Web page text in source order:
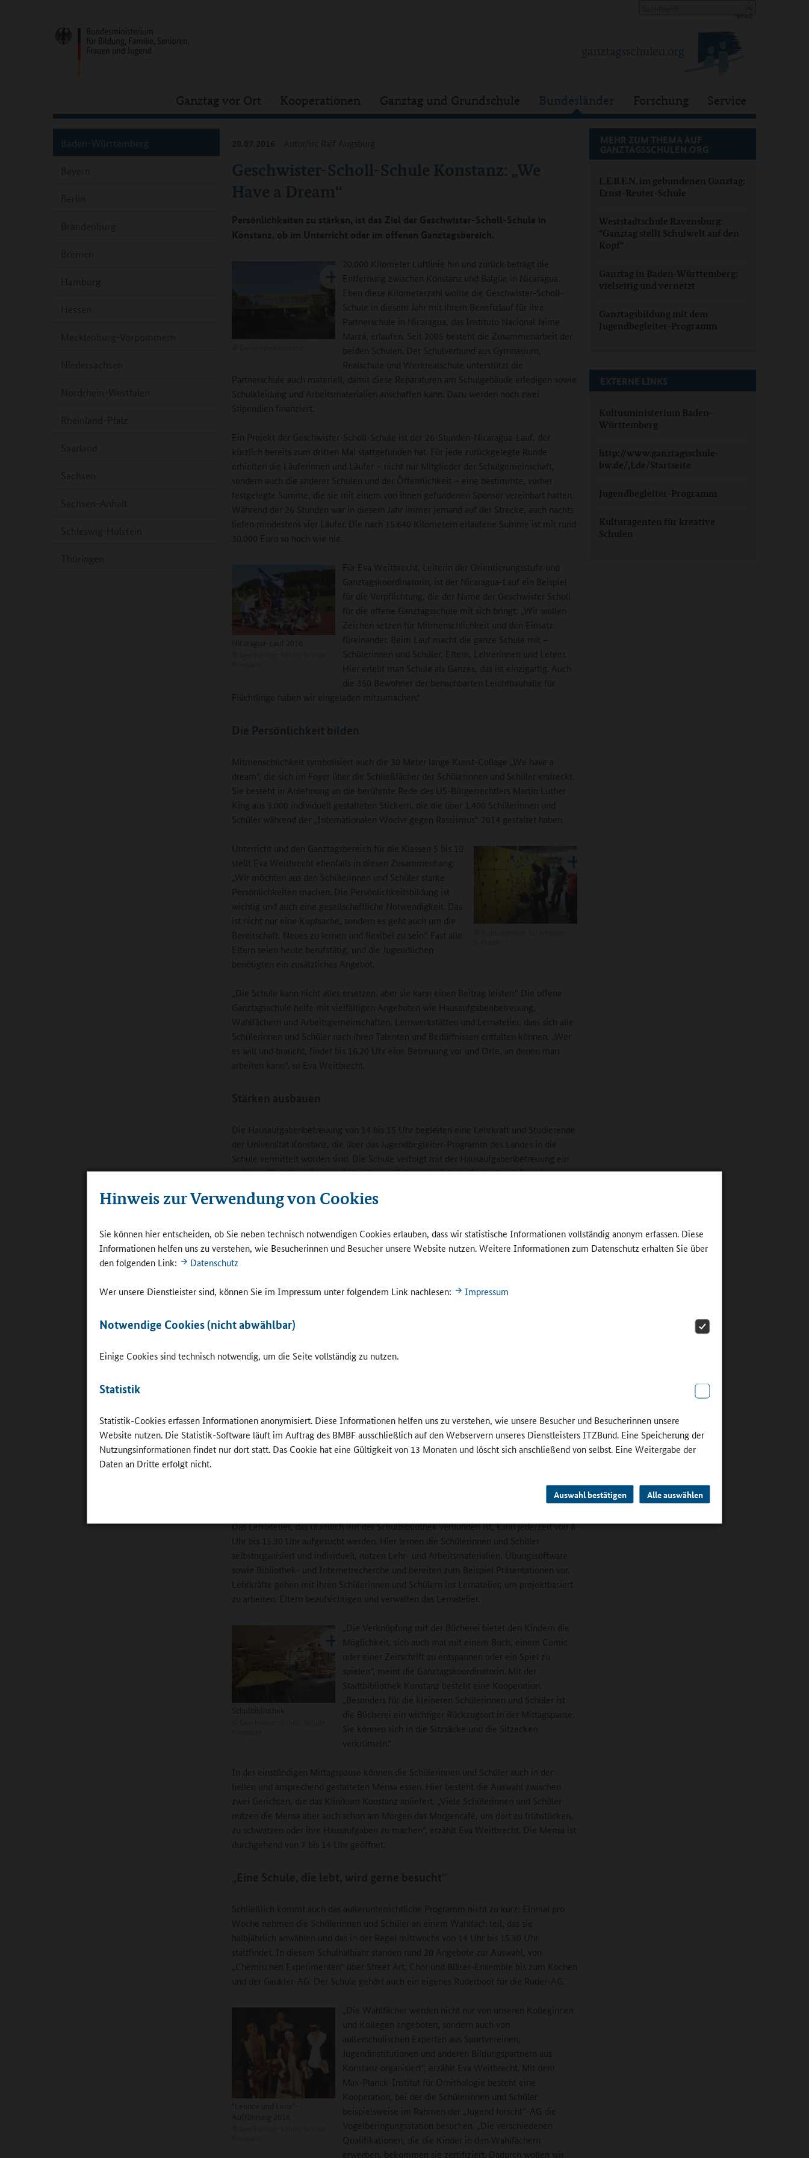
Hinweis zur Verwendung von Cookies
Sie können hier entscheiden, ob Sie neben technisch notwendigen Cookies erlauben, dass wir statistische Informationen vollständig anonym erfassen. Diese
Informationen helfen uns zu verstehen, wie Besucherinnen und Besucher unsere Website nutzen. Weitere Informationen zum Datenschutz erhalten Sie über
den folgenden Link:
Datenschutz
Wer unsere Dienstleister sind, können Sie im Impressum unter folgendem Link nachlesen: Impressum
Notwendige Cookies (nicht abwählbar)
Einige Cookies sind technisch notwendig, um die Seite vollständig zu nutzen.
Statistik
Statistik-Cookies erfassen Informationen anonymisiert. Diese Informationen helfen uns zu verstehen, wie unsere Besucher und Besucherinnen unsere
Website nutzen. Die Statistik-Software läuft im Auftrag des BMBF ausschließlich auf den Webservern unseres Dienstleisters ITZBund. Eine Speicherung der
Nutzungsinformationen findet nur dort statt. Das Cookie hat eine Gültigkeit von 13 Monaten und löscht sich anschließend von selbst. Eine Weitergabe der
Daten an Dritte erfolgt nicht.
Auswahl bestätigen Alle auswählen
Ganztag vor Ort Kooperationen Ganztag und Grundschule Bundesländer Forschung Service
Geschwister-Scholl-Schule Konstanz: „We
Have a Dream“
28.07.2016 Autor/in: Ralf Augsburg
Persönlichkeiten zu stärken, ist das Ziel der Geschwister-Scholl-Schule in
Konstanz, ob im Unterricht oder im offenen Ganztagsbereich.
20.000 Kilometer Luftlinie hin und zurück beträgt die
Entfernung zwischen Konstanz und Balgüe in Nicaragua.
Eben diese Kilometerzahl wollte die Geschwister-Scholl-
Schule in diesem Jahr mit ihrem Benefizlauf für ihre
Partnerschule in Nicaragua, das Instituto Nacional Jaime
Marzá, erlaufen. Seit 2005 besteht die Zusammenarbeit der
beiden Schulen. Der Schulverbund aus Gymnasium,
Realschule und Werkrealschule unterstützt die
Partnerschule auch materiell, damit diese Reparaturen am Schulgebäude erledigen sowie
Schulkleidung und Arbeitsmaterialien anschaffen kann. Dazu werden noch zwei
Stipendien finanziert.
Ein Projekt der Geschwister-Scholl-Schule ist der 26-Stunden-Nicaragua-Lauf, der
kürzlich bereits zum dritten Mal stattgefunden hat. Für jede zurückgelegte Runde
erhielten die Läuferinnen und Läufer – nicht nur Mitglieder der Schulgemeinschaft,
sondern auch die anderer Schulen und der Öffentlichkeit – eine bestimmte, vorher
festgelegte Summe, die sie mit einem von ihnen gefundenen Sponsor vereinbart hatten.
Während der 26 Stunden war in diesem Jahr immer jemand auf der Strecke, auch nachts
liefen mindestens vier Läufer. Die nach 15.640 Kilometern erlaufene Summe ist mit rund
30.000 Euro so hoch wie nie.
Für Eva Weitbrecht, Leiterin der Orientierungsstufe und
Ganztagskoordinatorin, ist der Nicaragua-Lauf ein Beispiel
für die Verpflichtung, die der Name der Geschwister Scholl
für die offene Ganztagsschule mit sich bringt: „Wir wollen
Zeichen setzen für Mitmenschlichkeit und den Einsatz
füreinander. Beim Lauf macht die ganze Schule mit –
Schülerinnen und Schüler, Eltern, Lehrerinnen und Lehrer.
Hier erlebt man Schule als Ganzes, das ist einzigartig. Auch
die 350 Bewohner der benachbarten Leichtbauhalle für
Flüchtlinge haben wir eingeladen mitzumachen.“
Die Persönlichkeit bilden
Mitmenschlichkeit symbolisiert auch die 30 Meter lange Kunst-Collage „We have a
dream“, die sich im Foyer über die Schließfächer der Schülerinnen und Schüler erstreckt.
Sie besteht in Anlehnung an die berühmte Rede des US-Bürgerrechtlers Martin Luther
King aus 3.000 individuell gestalteten Stickern, die die über 1.400 Schülerinnen und
Schüler während der „Internationalen Woche gegen Rassismus“ 2014 gestaltet haben.
Unterricht und den Ganztagsbereich für die Klassen 5 bis 10
stellt Eva Weitbrecht ebenfalls in diesen Zusammenhang:
„Wir möchten aus den Schülerinnen und Schüler starke
Persönlichkeiten machen. Die Persönlichkeitsbildung ist
wichtig und auch eine gesellschaftliche Notwendigkeit. Das
ist nicht nur eine Kopfsache, sondern es geht auch um die
Bereitschaft, Neues zu lernen und flexibel zu sein.“ Fast alle
Eltern seien heute berufstätig, und die Jugendlichen
benötigten ein zusätzliches Angebot.
„Die Schule kann nicht alles ersetzen, aber sie kann einen Beitrag leisten.“ Die offene
Ganztagsschule helfe mit vielfältigen Angeboten wie Hausaufgabenbetreuung,
Wahlfächern und Arbeitsgemeinschaften, Lernwerkstätten und Lernatelier, dass sich alle
Schülerinnen und Schüler nach ihren Talenten und Bedürfnissen entfalten können. „Wer
es will und braucht, findet bis 16.20 Uhr eine Betreuung vor und Orte, an denen man
arbeiten kann“, so Eva Weitbrecht.
Stärken ausbauen
Die Hausaufgabenbetreuung von 14 bis 15 Uhr begleiten eine Lehrkraft und Studierende
der Universität Konstanz, die über das Jugendbegleiter-Programm des Landes in die
Schule vermittelt worden sind. Die Schule verfolgt mit der Hausaufgabenbetreuung ein
weiteres Ziel: Gemeinsam mit den Jugendlichen entwickeln die Lernbegleiter einen
ein Lerntagebuch führen lernen, um noch effektiver zu arbeiten und nachhaltig zu
Anschließend folgt eine halbstündige Ruhe- und Spielphase, in der das große
Außengelände und das Schulgebäude genutzt werden können.
Lernatelier
es an zwei Tagen die Lernwerkstatt, ein Förderangebot in
Weitbrecht. Gelernt wird hier in Kleingruppen von maximal fünf Schülern, ebenfalls
unterstützt von Fachlehrkräften und Lehramtsstudierenden der jeweiligen Fachrichtung.
„Die Kinder gehen gerne in die Lernwerkstatt, was uns eine Evaluation bestätigt hat. Und
Das Lernatelier, das räumlich mit der Schulbibliothek verbunden ist, kann jederzeit von 8
Uhr bis 15.30 Uhr aufgesucht werden. Hier lernen die Schülerinnen und Schüler
selbstorganisiert und individuell, nutzen Lehr- und Arbeitsmaterialien, Übungssoftware
sowie Bibliothek- und Internetrecherche und bereiten zum Beispiel Präsentationen vor.
Lehrkräfte gehen mit ihren Schülerinnen und Schülern ins Lernatelier, um projektbasiert
zu arbeiten. Eltern beaufsichtigen und verwalten das Lernatelier.
„Die Verknüpfung mit der Bücherei bietet den Kindern die
Möglichkeit, sich auch mal mit einem Buch, einem Comic
oder einer Zeitschrift zu entspannen oder ein Spiel zu
spielen“, meint die Ganztagskoordinatorin. Mit der
Stadtbibliothek Konstanz besteht eine Kooperation.
„Besonders für die kleineren Schülerinnen und Schüler ist
die Bücherei ein wichtiger Rückzugsort in der Mittagspause.
Sie können sich in die Sitzsäcke und die Sitzecken
verkrümeln.“
In der einstündigen Mittagspause können die Schülerinnen und Schüler auch in der
hellen und ansprechend gestalteten Mensa essen. Hier besteht die Auswahl zwischen
zwei Gerichten, die das Klinikum Konstanz anliefert. „Viele Schülerinnen und Schüler
nutzen die Mensa aber auch schon am Morgen das Morgencafé, um dort zu frühstücken,
zu schwatzen oder ihre Hausaufgaben zu machen“, erzählt Eva Weitbrecht. Die Mensa ist
durchgehend von 7 bis 14 Uhr geöffnet.
„Eine Schule, die lebt, wird gerne besucht“
Schließlich kommt auch das außerunterrichtliche Programm nicht zu kurz: Einmal pro
Woche nehmen die Schülerinnen und Schüler an einem Wahlfach teil, das sie
halbjährlich anwählen und das in der Regel mittwochs von 14 Uhr bis 15.30 Uhr
stattfindet. In diesem Schulhalbjahr standen rund 20 Angebote zur Auswahl, von
„Chemischen Experimenten“ über Street Art, Chor und Bläser-Ensemble bis zum Kochen
und der Gaukler-AG. Der Schule gehört auch ein eigenes Ruderboot für die Ruder-AG.
„Die Wahlfächer werden nicht nur von unseren Kolleginnen
und Kollegen angeboten, sondern auch von
außerschulischen Experten aus Sportvereinen,
Jugendinstitutionen und anderen Bildungspartnern aus
Konstanz organisiert“, erzählt Eva Weitbrecht. Mit dem
Max-Planck-Institut für Ornithologie besteht eine
Kooperation, bei der die Schülerinnen und Schüler
beispielsweise im Rahmen der „Jugend forscht“-AG die
Vogelberingungsstation besuchen. „Die verschiedenen
Qualifikationen, die die Kinder in den Wahlfächern
erwerben, bekommen sie zertifiziert. Dadurch wollen wir
MEHR ZUM THEMA AUF
GANZTAGSSCHULEN.ORG
L.E.B.E.N. im gebundenen Ganztag:
Ernst-Reuter-Schule
Weststadtschule Ravensburg:
"Ganztag stellt Schulwelt auf den
Kopf"
Ganztag in Baden-Württemberg:
vielseitig und vernetzt
Ganztagsbildung mit dem
Jugendbegleiter-Programm
EXTERNE LINKS
Kultusministerium Baden-
Württemberg
http://www.ganztagsschule-
bw.de/,Lde/Startseite
Jugendbegleiter-Programm
Kulturagenten für kreative
Schulen
Baden-Württemberg
Bayern
Berlin
Brandenburg
Bremen
Hamburg
Hessen
Mecklenburg-Vorpommern
Niedersachsen
Nordrhein-Westfalen
Rheinland-Pfalz
Saarland
Sachsen
Sachsen-Anhalt
Schleswig-Holstein
Thüringen